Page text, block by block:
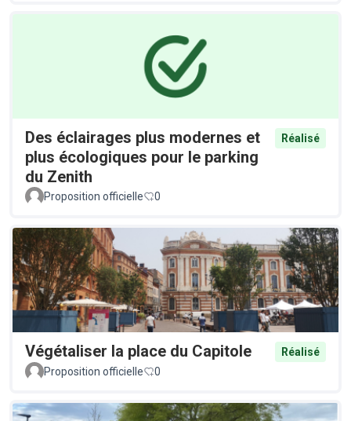
Des éclairages plus modernes et
plus écologiques pour le parking
du Zenith
Réalisé
Proposition officielle 0
Végétaliser la place du Capitole
Réalisé
Proposition officielle
0